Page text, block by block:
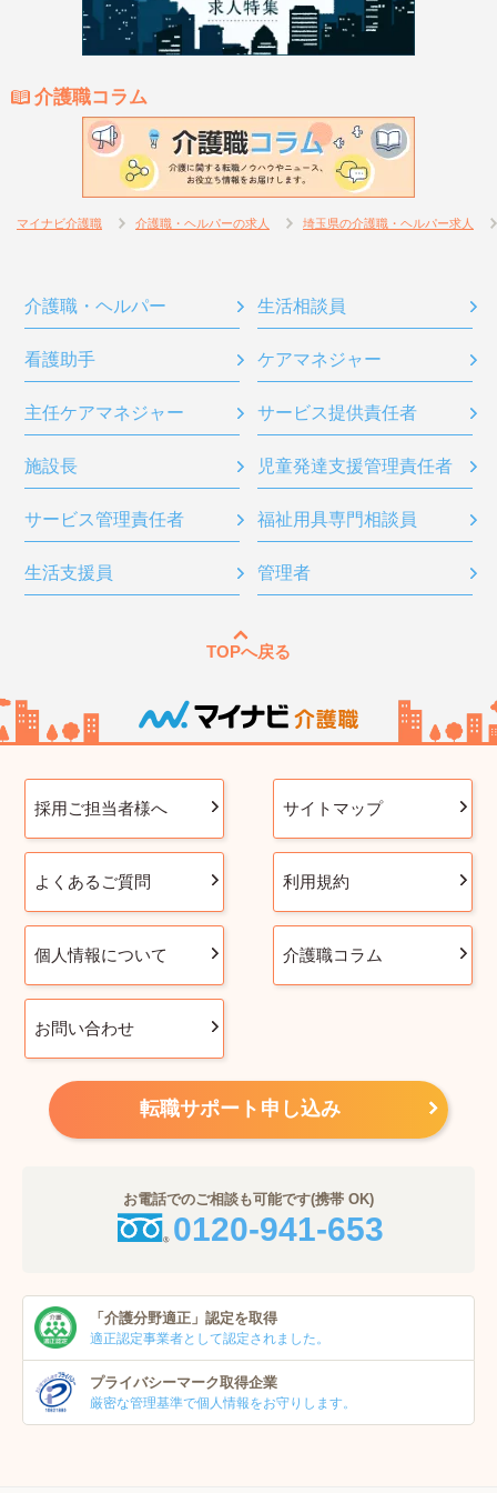
介護職コラム
マイナビ介護職 介護職・ヘルパーの求人 埼玉県の介護職・ヘルパー求人
介護職・ヘルパー 生活相談員
看護助手 ケアマネジャー
主任ケアマネジャー サービス提供責任者
施設長 児童発達支援管理責任者
サービス管理責任者 福祉用具専門相談員
生活支援員 管理者
TOPへ戻る
採用ご担当者様へ サイトマップ
よくあるご質問 利用規約
個人情報について 介護職コラム
お問い合わせ
転職サポート申し込み
お電話でのご相談も可能です(携帯 OK)
0120-941-653
「介護分野適正」 認定を取得
適正認定事業者として認定されました。
プライバシーマーク取得企業
厳密な管理基準で個人情報をお守りします。